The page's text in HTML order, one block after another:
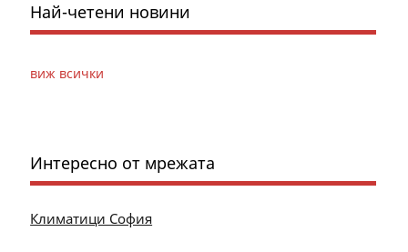
Най-четени новини
виж всички
Интересно от мрежата
Климатици София